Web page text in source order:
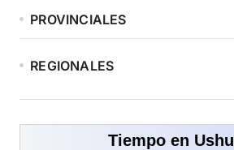
PROVINCIALES
REGIONALES
Tiempo en